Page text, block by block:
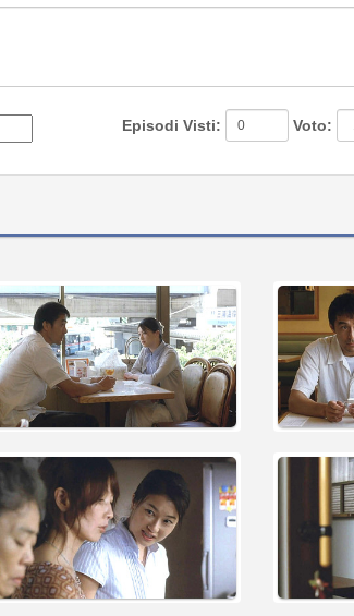
Episodi Visti:
Voto: